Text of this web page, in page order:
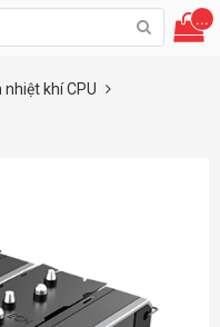
...
nhiệt khí CPU